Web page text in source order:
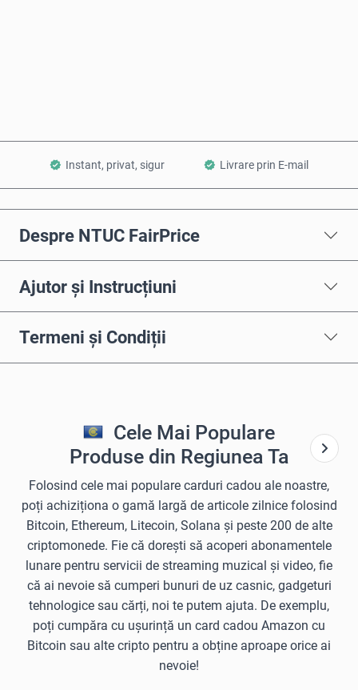
Instant, privat, sigur Livrare prin E-mail
Despre NTUC FairPrice
Ajutor și Instrucțiuni
Termeni și Condiții
Cele Mai Populare
Produse din Regiunea Ta
Folosind cele mai populare carduri cadou ale noastre,
poți achiziționa o gamă largă de articole zilnice folosind
Bitcoin, Ethereum, Litecoin, Solana și peste 200 de alte
criptomonede. Fie că dorești să acoperi abonamentele
lunare pentru servicii de streaming muzical și video, fie
că ai nevoie să cumperi bunuri de uz casnic, gadgeturi
tehnologice sau cărți, noi te putem ajuta. De exemplu,
poți cumpăra cu ușurință un card cadou Amazon cu
Bitcoin sau alte cripto pentru a obține aproape orice ai
nevoie!